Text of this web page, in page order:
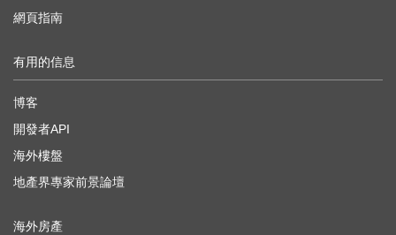
網頁指南
有用的信息
博客
開發者API
海外樓盤
地產界專家前景論壇
海外房產